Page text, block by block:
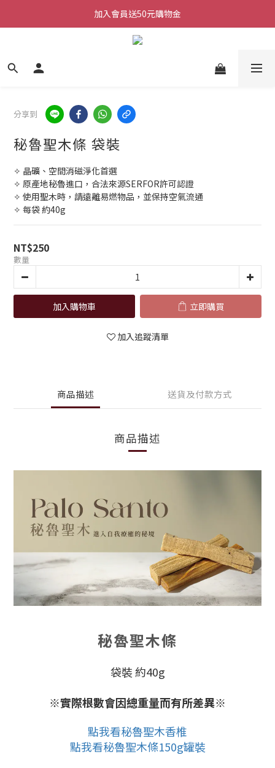
加入會員送50元購物金
加入會員送50元購物金
每週三/四/五 20:30 IG直播
分享到
秘魯聖木條 袋裝
✧ 晶礦、空間消磁淨化首選
✧ 原產地秘魯進口，合法來源SERFOR許可認證
✧ 使用聖木時，請遠離易燃物品，並保持空氣流通
✧ 每袋 約40g
NT$250
數量
加入購物車 立即購買
加入追蹤清單
商品描述 送貨及付款方式
商品描述
秘魯聖木條
袋裝 約40g
※實際根數會因總重量而有所差異※
點我看秘魯聖木香椎
點我看秘魯聖木條150g罐裝